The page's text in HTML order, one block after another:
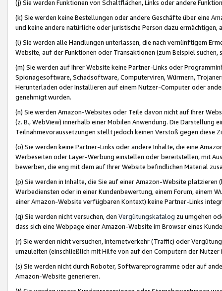
(j) Sie werden Funktionen von Schaltflächen, Links oder andere
(k) Sie werden keine Bestellungen oder andere Geschäfte über eine
und keine andere natürliche oder juristische Person dazu
(l) Sie werden alle Handlungen unterlassen, die nach vernünftigem
Website, auf der Funktionen oder Transaktionen (zum Beispiel
(m) Sie werden auf Ihrer Website keine Partner-Links oder
Spionagesoftware, Schadsoftware, Computerviren, Würmern,
Herunterladen oder Installieren auf einem Nutzer-Computer oder
genehmigt wurden.
(n) Sie werden Amazon-Websites oder Teile davon nicht auf Ihrer
(z. B., WebView) innerhalb einer Mobilen Anwendung. Die Darstellung
Teilnahmevoraussetzungen stellt jedoch keinen Verstoß gegen diese
(o) Sie werden keine Partner-Links oder andere Inhalte, die eine
Werbeseiten oder Layer-Werbung einstellen oder bereitstellen, mit
bewerben, die eng mit dem auf Ihrer Website befindlichen Material
(p) Sie werden in Inhalte, die Sie auf einer Amazon-Website
Werbediensten oder in einer Kundenbewertung, einem Forum, einem
einer Amazon-Website verfügbaren Kontext) keine Partner-Links
(q) Sie werden nicht versuchen, den Vergütungskatalog zu umgehen
dass sich eine Webpage einer Amazon-Website im Browser eines
(r) Sie werden nicht versuchen, Internetverkehr (Traffic) oder
umzuleiten (einschließlich mit Hilfe von auf den Computern der
(s) Sie werden nicht durch Roboter, Softwareprogramme oder auf
Amazon-Website generieren.